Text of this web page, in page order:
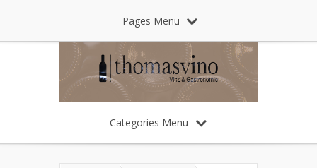
Pages Menu
Categories Menu